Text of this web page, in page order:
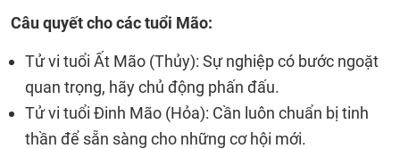
Câu quyết cho các tuổi Mão:
Tử vi tuổi Ất Mão (Thủy): Sự nghiệp có bước ngoặt
quan trọng, hãy chủ động phấn đấu.
Tử vi tuổi Đinh Mão (Hỏa): Cần luôn chuẩn bị tinh
thần để sẵn sàng cho những cơ hội mới.